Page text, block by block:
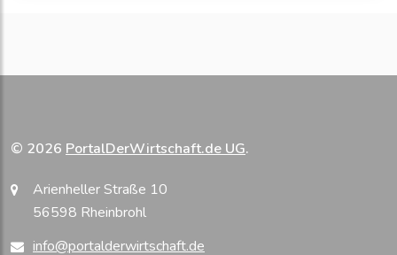
© 2026 PortalDerWirtschaft.de UG.
Arienheller Straße 10
56598 Rheinbrohl
info@portalderwirtschaft.de